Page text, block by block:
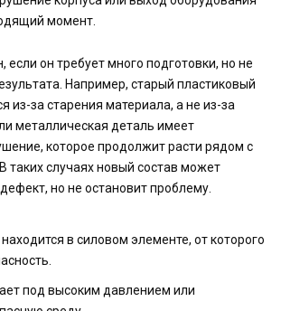
момент.
если он требует много подготовки, но не
Например, старый пластиковый
из-за старения материала, а не из-за
металлическая деталь имеет
которое продолжит расти рядом с
таких случаях новый состав может
но не остановит проблему.
в силовом элементе, от которого
под высоким давлением или